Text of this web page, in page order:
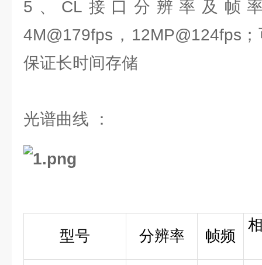
5、CL接口分辨率及帧率
4M@179fps，12MP@124fps
保证长时间存储
光谱曲线 ：
型号 分辨率 帧频